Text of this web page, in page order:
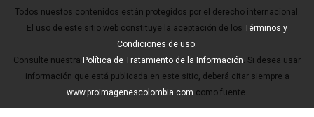
Todos nuestos contenidos están protegidos por el derecho internacional.
El uso de este sitio web constituye la aceptación de los Términos y
Condiciones de uso.
Consulte nuestra Política de Tratamiento de la Información. Si desea usar
información que está publicada en este sitio, deberá citar siempre a
www.proimagenescolombia.com como fuente.